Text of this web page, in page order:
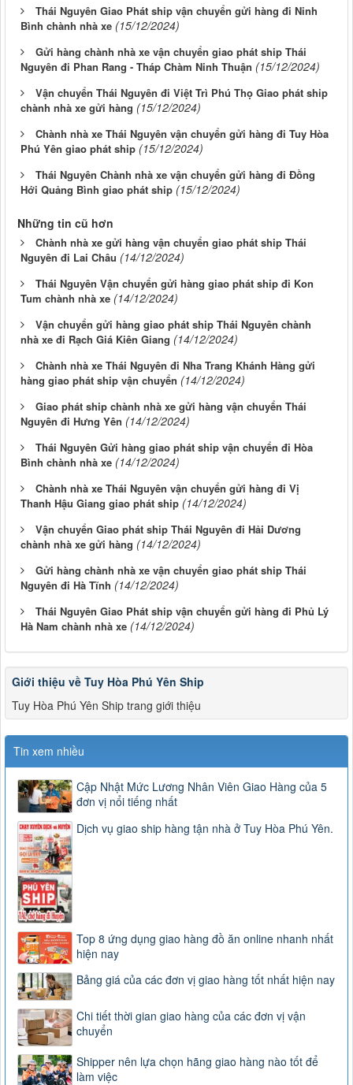
Thái Nguyên Giao Phát ship vận chuyển gửi hàng đi Ninh
Bình chành nhà xe (15/12/2024)
Gửi hàng chành nhà xe vận chuyển giao phát ship Thái
Nguyên đi Phan Rang - Tháp Chàm Ninh Thuận (15/12/2024)
Vận chuyển Thái Nguyên đi Việt Trì Phú Thọ Giao phát ship
chành nhà xe gửi hàng (15/12/2024)
Chành nhà xe Thái Nguyên vận chuyển gửi hàng đi Tuy Hòa
Phú Yên giao phát ship (15/12/2024)
Thái Nguyên Chành nhà xe vận chuyển gửi hàng đi Đồng
Hới Quảng Bình giao phát ship (15/12/2024)
Những tin cũ hơn
Chành nhà xe gửi hàng vận chuyển giao phát ship Thái
Nguyên đi Lai Châu (14/12/2024)
Thái Nguyên Vận chuyển gửi hàng giao phát ship đi Kon
Tum chành nhà xe (14/12/2024)
Vận chuyển gửi hàng giao phát ship Thái Nguyên chành
nhà xe đi Rạch Giá Kiên Giang (14/12/2024)
Chành nhà xe Thái Nguyên đi Nha Trang Khánh Hàng gửi
hàng giao phát ship vận chuyển (14/12/2024)
Giao phát ship chành nhà xe gửi hàng vận chuyển Thái
Nguyên đi Hưng Yên (14/12/2024)
Thái Nguyên Gửi hàng giao phát ship vận chuyển đi Hòa
Bình chành nhà xe (14/12/2024)
Chành nhà xe Thái Nguyên vận chuyển gửi hàng đi Vị
Thanh Hậu Giang giao phát ship (14/12/2024)
Vận chuyển Giao phát ship Thái Nguyên đi Hải Dương
chành nhà xe gửi hàng (14/12/2024)
Gửi hàng chành nhà xe vận chuyển giao phát ship Thái
Nguyên đi Hà Tĩnh (14/12/2024)
Thái Nguyên Giao Phát ship vận chuyển gửi hàng đi Phủ Lý
Hà Nam chành nhà xe (14/12/2024)
Giới thiệu về Tuy Hòa Phú Yên Ship
Tuy Hòa Phú Yên Ship trang giới thiệu
Tin xem nhiều
Cập Nhật Mức Lương Nhân Viên Giao Hàng của 5
đơn vị nổi tiếng nhất
Dịch vụ giao ship hàng tận nhà ở Tuy Hòa Phú Yên.
Top 8 ứng dụng giao hàng đồ ăn online nhanh nhất
hiện nay
Bảng giá của các đơn vị giao hàng tốt nhất hiện nay
Chi tiết thời gian giao hàng của các đơn vị vận
chuyển
Shipper nên lựa chọn hãng giao hàng nào tốt để
làm việc